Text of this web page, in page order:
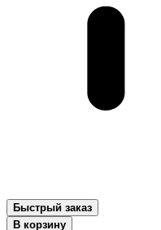
Быстрый заказ
В корзину